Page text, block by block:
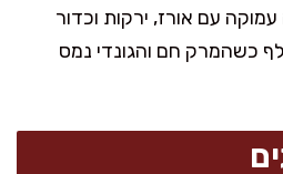
עם אורז, ירקות וכדור
כשהמרק חם והגונדי נמס